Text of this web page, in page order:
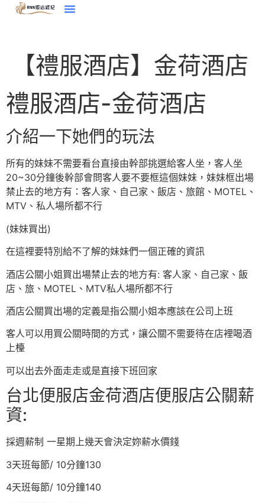
【禮服酒店】金荷酒店
禮服酒店-金荷酒店
介紹一下她們的玩法
所有的妹妹不需要看台直接由幹部挑選給客人坐，客人坐
20~30分鐘後幹部會問客人要不要框這個妹妹，妹妹框出場
禁止去的地方有：客人家、自己家、飯店、旅館、MOTEL、
MTV、私人場所都不行
(妹妹買出)
在這裡要特別給不了解的妹妹們一個正確的資訊
酒店公關小姐買出場禁止去的地方有: 客人家、自己家、飯
店、旅、MOTEL、MTV私人場所都不行
酒店公關買出場的定義是指公關小姐本應該在公司上班
客人可以用買公關時間的方式，讓公關不需要待在店裡喝酒
上檯
可以出去外面走走或是直接下班回家
台北便服店金荷酒店便服店公關薪
資:
採週薪制 一星期上幾天會決定妳薪水價錢
3天班每節/ 10分鐘130
4天班每節/ 10分鐘140